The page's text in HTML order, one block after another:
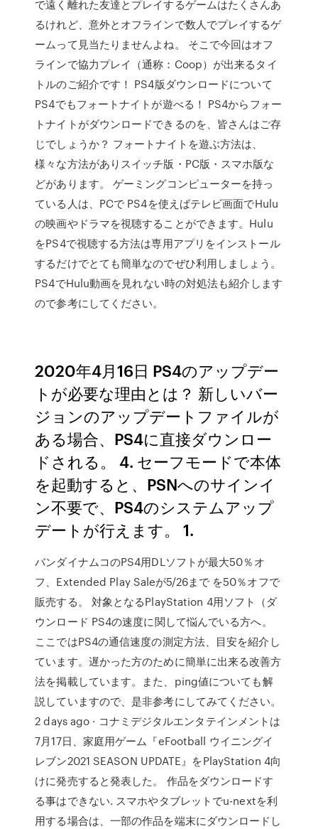
で遠く離れた友達とプレイするゲームはたくさんあ
るけれど、意外とオフラインで数人でプレイするゲ
ームって見当たりませんよね。 そこで今回はオフ
ラインで協力プレイ（通称：Coop）が出来るタイ
トルのご紹介です！ PS4版ダウンロードについて
PS4でもフォートナイトが遊べる！ PS4からフォー
トナイトがダウンロードできるのを、皆さんはご存
じでしょうか？ フォートナイトを遊ぶ方法は、
様々な方法がありスイッチ版・PC版・スマホ版な
どがあります。 ゲーミングコンピューターを持っ
ている人は、PCで PS4を使えばテレビ画面でHulu
の映画やドラマを視聴することができます。Hulu
をPS4で視聴する方法は専用アプリをインストール
するだけでとても簡単なのでぜひ利用しましょう。
PS4でHulu動画を見れない時の対処法も紹介します
ので参考にしてください。
2020年4月16日 PS4のアップデー
トが必要な理由とは？ 新しいバー
ジョンのアップデートファイルが
ある場合、PS4に直接ダウンロー
ドされる。 4. セーフモードで本体
を起動すると、PSNへのサインイ
ン不要で、PS4のシステムアップ
デートが行えます。 1.
バンダイナムコのPS4用DLソフトが最大50％オ
フ、Extended Play Saleが5/26まで を50％オフで
販売する。 対象となるPlayStation 4用ソフト（ダ
ウンロード PS4の速度に関して悩んでいる方へ。
ここではPS4の通信速度の測定方法、目安を紹介し
ています。遅かった方のために簡単に出来る改善方
法を掲載しています。また、ping値についても解
説していますので、是非参考にしてみてください。
2 days ago · コナミデジタルエンタテインメントは
7月17日、家庭用ゲーム『eFootball ウイニングイ
レブン2021 SEASON UPDATE』をPlayStation 4向
けに発売すると発表した。 作品をダウンロードす
る事はできない. スマホやタブレットでu-nextを利
用する場合は、一部の作品を端末にダウンロードし